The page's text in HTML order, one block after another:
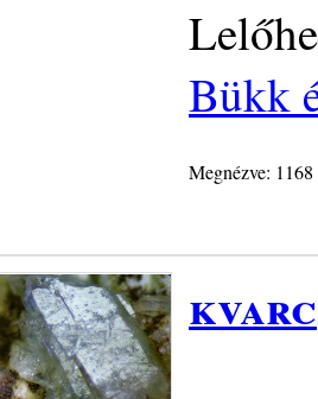
Bükk
Megnézve:
kvarc